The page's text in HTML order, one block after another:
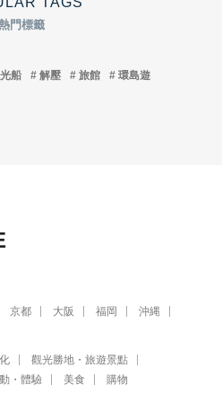
門標籤
船 解壓 旅館 環島遊
京都 大阪 福岡 沖縄
觀光勝地・旅遊景點
・體驗 美食 購物